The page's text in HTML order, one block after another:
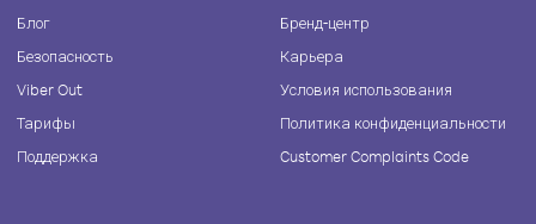
Блог
Безопасность
Viber Out
Тарифы
Поддержка
Бренд-центр
Карьера
Условия использования
Политика конфиденциальности
Customer Complaints Code